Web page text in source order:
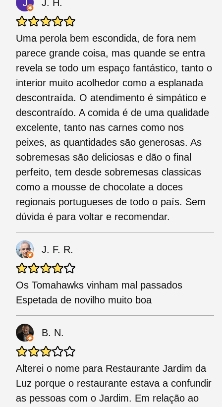
J. H.
Uma perola bem escondida, de fora nem
parece grande coisa, mas quande se entra
revela se todo um espaço fantástico, tanto o
interior muito acolhedor como a esplanada
descontraída. O atendimento é simpático e
descontraído. A comida é de uma qualidade
excelente, tanto nas carnes como nos
peixes, as quantidades são generosas. As
sobremesas são deliciosas e dão o final
perfeito, tem desde sobremesas classicas
como a mousse de chocolate a doces
regionais portugueses de todo o país. Sem
dúvida é para voltar e recomendar.
J. F. R.
Os Tomahawks vinham mal passados
Espetada de novilho muito boa
B. N.
Alterei o nome para Restaurante Jardim da
Luz porque o restaurante estava a confundir
as pessoas com o Jardim. Em relação ao